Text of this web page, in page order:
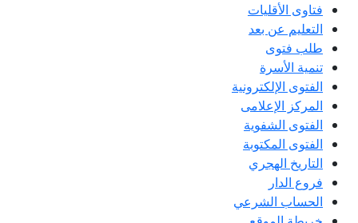
فتاوى الأقليات
التعليم عن بعد
طلب فتوى
تنمية الأسرة
الفتوى الإلكترونية
المركز الإعلامى
الفتوى الشفوية
الفتوى المكتوبة
التاريخ الهجري
فروع الدار
الحساب الشرعي